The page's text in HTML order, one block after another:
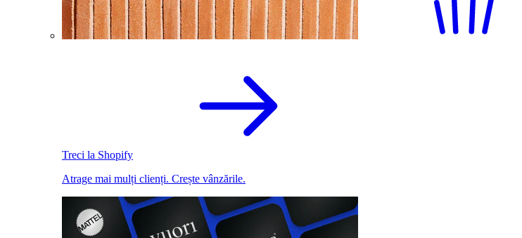
Treci la Shopify
Atrage mai mulți clienți. Crește vânzările.